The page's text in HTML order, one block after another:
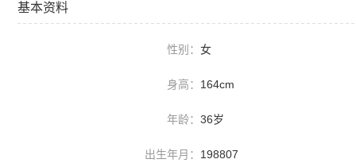
基本资料
性别： 女
身高： 164cm
年龄： 36岁
出生年月： 198807